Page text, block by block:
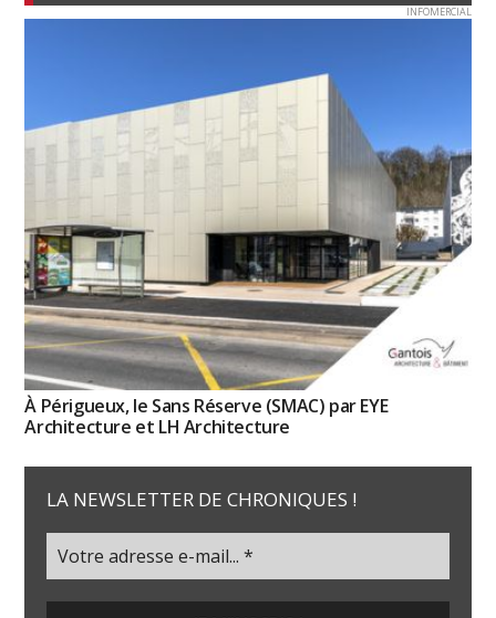
INFOMERCIAL
À Périgueux, le Sans Réserve (SMAC) par EYE
Architecture et LH Architecture
LA NEWSLETTER DE CHRONIQUES !